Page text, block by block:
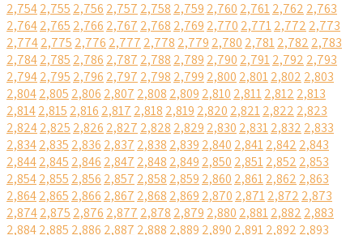
2,7542,755 2,756 2,757 2,758 2,759 2,760 2,7612,762 2,763
2,7642,765 2,766 2,767 2,768 2,769 2,770 2,7712,772 2,773
2,7742,775 2,776 2,777 2,778 2,779 2,780 2,7812,782 2,783
2,7842,785 2,786 2,787 2,788 2,789 2,790 2,7912,792 2,793
2,7942,795 2,796 2,797 2,798 2,799 2,800 2,8012,802 2,803
2,8042,805 2,806 2,807 2,808 2,809 2,810 2,8112,812 2,813
2,8142,815 2,816 2,817 2,818 2,819 2,820 2,8212,822 2,823
2,8242,825 2,826 2,827 2,828 2,829 2,830 2,8312,832 2,833
2,8342,835 2,836 2,837 2,838 2,839 2,840 2,8412,842 2,843
2,8442,845 2,846 2,847 2,848 2,849 2,850 2,8512,852 2,853
2,8542,855 2,856 2,857 2,858 2,859 2,860 2,8612,862 2,863
2,8642,865 2,866 2,867 2,868 2,869 2,870 2,8712,872 2,873
2,8742,875 2,876 2,877 2,878 2,879 2,880 2,8812,882 2,883
2,8842,885 2,886 2,887 2,888 2,889 2,890 2,8912,892 2,893